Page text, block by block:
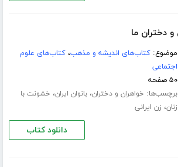
و دختران ما
موضوع:کتاب‌های اندیشه و مذهب،کتاب‌های علوم
اجتماعی
۵۰ صفحه
برچسب‌ها: خواهران و دختران،بانوان ایران، خشونت با
زنان، زن ایرانی
دانلود کتاب